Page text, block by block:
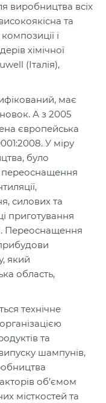
виробництва всіх
та
і
хімічної
(Італія),
має
А з 2005
європейська
У міру
було
переоснащення
силових та
приготування
Переоснащення
який
область,
технічне
та
шампунів,
об’ємом
місткостей та